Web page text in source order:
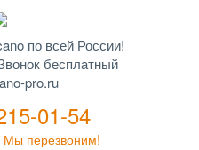
по всей России!
бесплатный
pro.ru
01-54
Мы перезвоним!